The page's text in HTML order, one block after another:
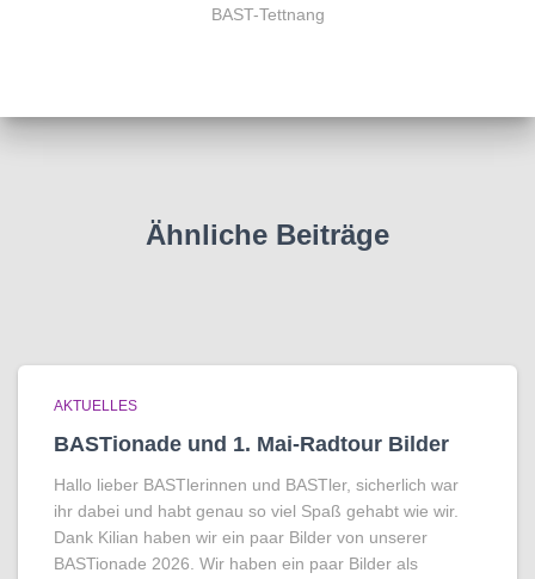
BAST-Tettnang
Ähnliche Beiträge
AKTUELLES
BASTionade und 1. Mai-Radtour Bilder
Hallo lieber BASTlerinnen und BASTler, sicherlich war
ihr dabei und habt genau so viel Spaß gehabt wie wir.
Dank Kilian haben wir ein paar Bilder von unserer
BASTionade 2026. Wir haben ein paar Bilder als